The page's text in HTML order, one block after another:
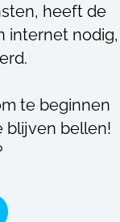
heeft de
internet nodig,
te beginnen
blijven bellen!